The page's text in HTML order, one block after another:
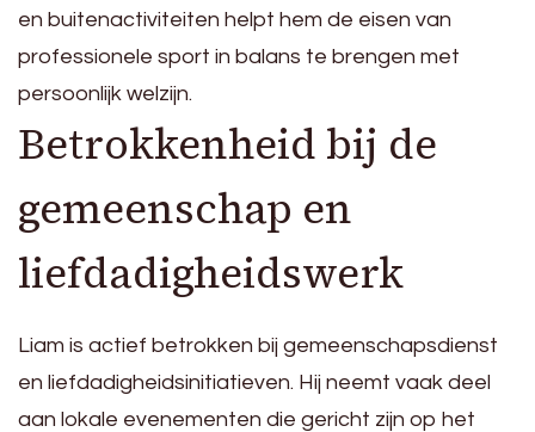
en buitenactiviteiten helpt hem de eisen van
professionele sport in balans te brengen met
persoonlijk welzijn.
Betrokkenheid bij de
gemeenschap en
liefdadigheidswerk
Liam is actief betrokken bij gemeenschapsdienst
en liefdadigheidsinitiatieven. Hij neemt vaak deel
aan lokale evenementen die gericht zijn op het